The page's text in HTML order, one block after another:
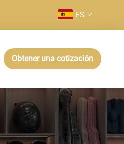
ES
Obtener una cotización